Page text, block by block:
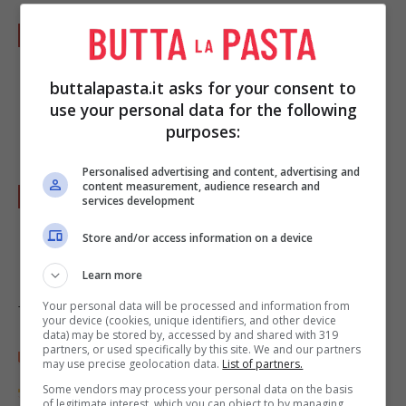
bambù. Dopo aver tolto il tappetino, con un
coltello bagnato iniziate a tagliare i vostri
rotoloni di hosomaki!
Servite con un po' di salsa di soia o del
wasabi.
Tag: Ricette dal mondo
Parole diChiara Ricchiuti
Classe 1996, sono Chiara, da sempre affascinata dal
web e dal blogging. Se mi chiedessero di descrivermi
buttalapasta.it asks for your consent to
use your personal data for the following
purposes:
Personalised advertising and content, advertising and
content measurement, audience research and
services development
Store and/or access information on a device
Learn more
Your personal data will be processed and information from
your device (cookies, unique identifiers, and other device
data) may be stored by, accessed by and shared with 319
partners, or used specifically by this site. We and our partners
may use precise geolocation data. List of partners.
Some vendors may process your personal data on the basis